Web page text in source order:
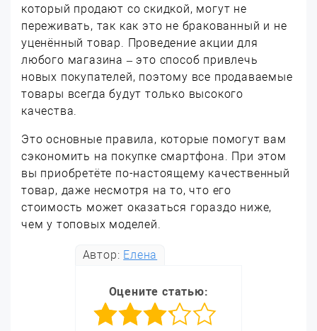
который продают со скидкой, могут не
переживать, так как это не бракованный и не
уценённый товар. Проведение акции для
любого магазина – это способ привлечь
новых покупателей, поэтому все продаваемые
товары всегда будут только высокого
качества.
Это основные правила, которые помогут вам
сэкономить на покупке смартфона. При этом
вы приобретёте по-настоящему качественный
товар, даже несмотря на то, что его
стоимость может оказаться гораздо ниже,
чем у топовых моделей.
Автор: Елена
Оцените статью: